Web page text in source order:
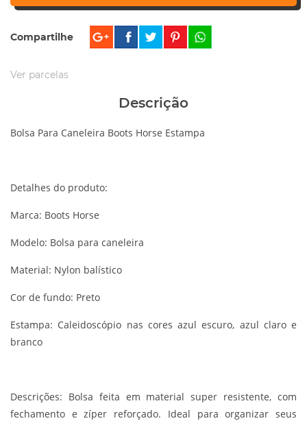
Compartilhe
Ver parcelas
Descrição
Bolsa Para Caneleira Boots Horse Estampa
Detalhes do produto:
Marca: Boots Horse
Modelo: Bolsa para caneleira
Material: Nylon balístico
Cor de fundo: Preto
Estampa: Caleidoscópio nas cores azul escuro, azul claro e
branco
Descrições: Bolsa feita em material super resistente, com
fechamento e zíper reforçado. Ideal para organizar seus